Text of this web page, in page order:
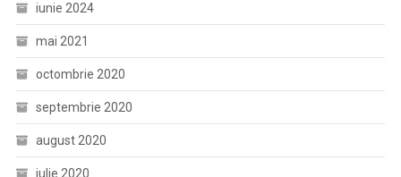
iunie 2024
mai 2021
octombrie 2020
septembrie 2020
august 2020
iulie 2020